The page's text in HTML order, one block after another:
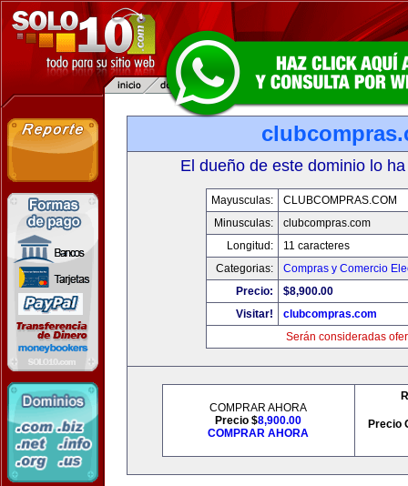
El dueño de este dominio lo
Mayusculas:
CLUBCOMPRAS.COM
Minusculas:
clubcompras.com
Longitud:
11 caracteres
Categorias:
Compras y Comercio
Precio:
$8,900.00
Visitar!
clubcompras.com
Serán consideradas
COMPRAR AHORA
Precio $8,900.00
COMPRAR AHORA
Precio